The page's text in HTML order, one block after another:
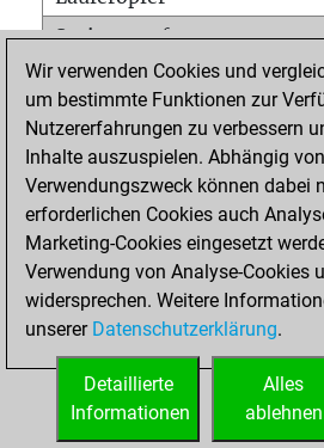
Springeropfer
Bauernopfer
Matt auf vollem Brett
Bauer setzt Matt
Erstickte Matts
Unterverwandlungen
Türme auf der siebten
STARTSEITE
Wir verwenden Cookies und
um bestimmte Funktionen zur
Nutzererfahrungen zu verbessern
Inhalte auszuspielen. Abhängig
Verwendungszweck können dabei
erforderlichen Cookies auch
Marketing-Cookies eingesetzt
Verwendung von Analyse-Cookies
widersprechen. Weitere
unserer Datenschutzerklärung.
Alles
ablehnen
Detaillierte
Informationen